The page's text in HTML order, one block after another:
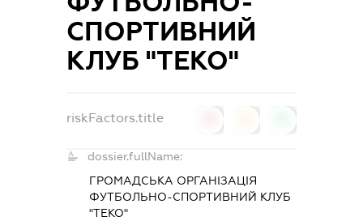
СПОРТИВНИЙ
КЛУБ "ТЕКО"
riskFactors.title
dossier.fullName:
ГРОМАДСЬКА ОРГАНІЗАЦІЯ
ФУТБОЛЬНО-СПОРТИВНИЙ КЛУБ
"ТЕКО"